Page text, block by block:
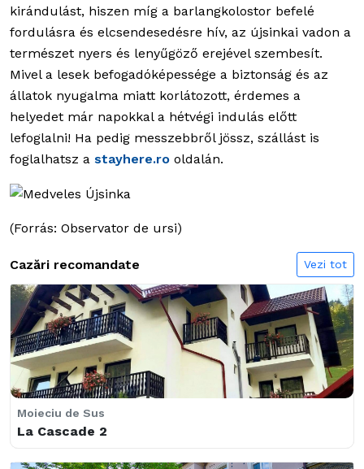
kirándulást, hiszen míg a barlangkolostor befelé
fordulásra és elcsendesedésre hív, az újsinkai vadon a
természet nyers és lenyűgöző erejével szembesít.
Mivel a lesek befogadóképessége a biztonság és az
állatok nyugalma miatt korlátozott, érdemes a
helyedet már napokkal a hétvégi indulás előtt
lefoglalni! Ha pedig messzebbről jössz, szállást is
foglalhatsz a stayhere.ro oldalán.
(Forrás: Observator de ursi)
Cazări recomandate Vezi tot
Bran
Bransilvania
Braşov
Casa Monte Verde
Moieciu de Sus
La Cascade 2